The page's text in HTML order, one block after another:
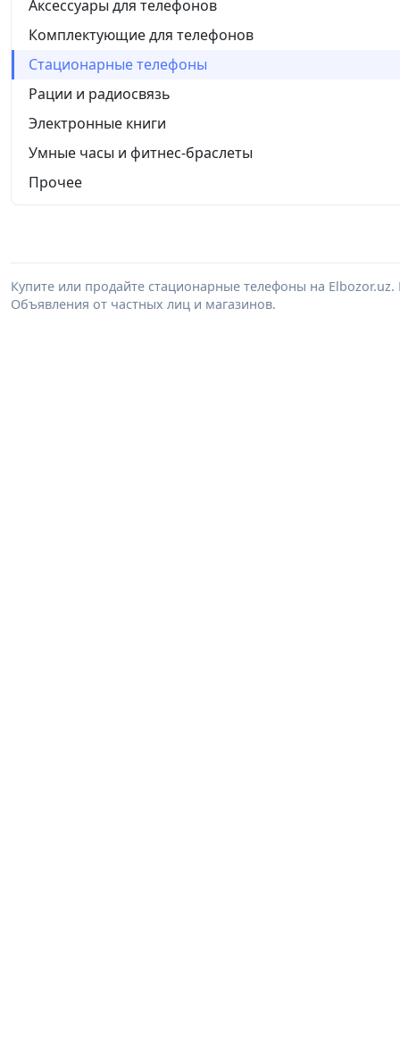
Аксессуары для телефонов
Комплектующие для телефонов
Стационарные телефоны
Рации и радиосвязь
Электронные книги
Умные часы и фитнес-браслеты
Прочее
Купите или продайте стационарные телефоны на
Объявления от частных лиц и магазинов.